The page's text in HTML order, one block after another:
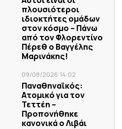
πλουσιότεροι
ιδιοκτήτες ομάδων
στον κόσμο – Πάνω
από τον Φλορεντίνο
Πέρεθ ο Βαγγέλης
Μαρινάκης!
09/08/2026 14:02
Παναθηναϊκός:
Ατομικό για τον
Τεττέη –
Προπονήθηκε
κανονικά ο Λιβάι